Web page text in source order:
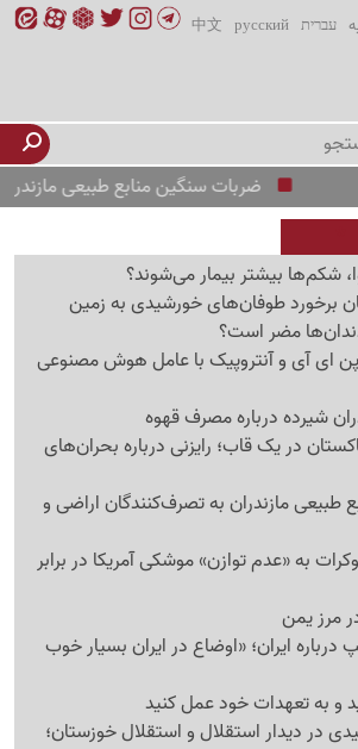
עברית русский
中文
ضربات سنگین منابع طبیعی مازندران به
شکم‌ها بیشتر بیمار می‌شوند؟
برخورد طوفان‌های خورشیدی به زمین
دندان‌ها مضر است؟
ای آی و آنتروپیک با عامل هوش مصنوعی
شیرده درباره مصرف قهوه
در یک قاب؛ رایزنی درباره بحران‌های
طبیعی مازندران به تصرف‌کنندگان اراضی و
به «عدم توازن» موشکی آمریکا در برابر
مرز یمن
درباره ایران؛ «اوضاع در ایران بسیار خوب
و به تعهدات خود عمل کنید
در دیدار استقلال و استقلال خوزستان؛